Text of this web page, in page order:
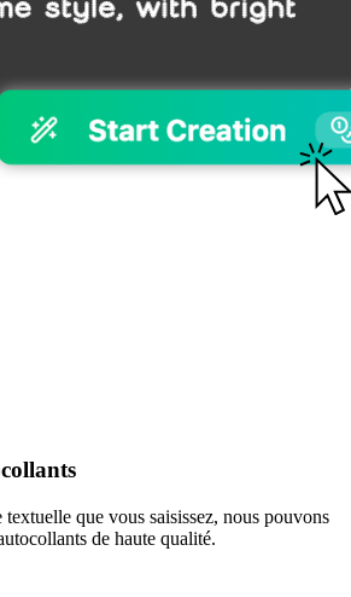
que vous saisissez, nous pouvons
de haute qualité.